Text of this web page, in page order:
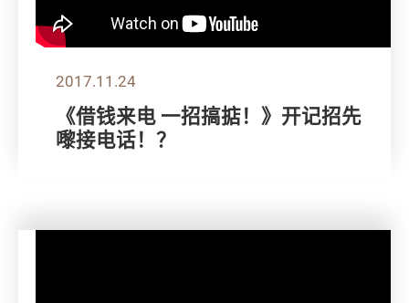
2017.11.24
《借钱来电 一招搞掂！》开记招先
嚟接电话！？